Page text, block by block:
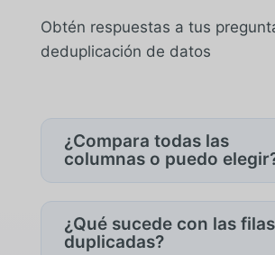
Obtén respuestas a tus
deduplicación de datos
¿Compara todas las
columnas o puedo
Ambos. Por defecto, los
detectan cuando todas las
coinciden. También puedes
¿Qué sucede con las filas
duplicadas?